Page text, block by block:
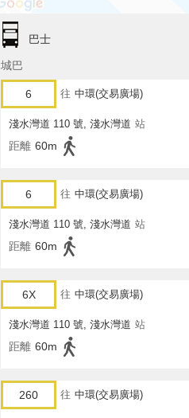
巴士
城巴
6 往 中環(交易廣場)
淺水灣道 110 號, 淺水灣道 站
距離 60m
6 往 中環(交易廣場)
淺水灣道 110 號, 淺水灣道 站
距離 60m
6X 往 中環(交易廣場)
淺水灣道 110 號, 淺水灣道 站
距離 60m
260 往 中環(交易廣場)